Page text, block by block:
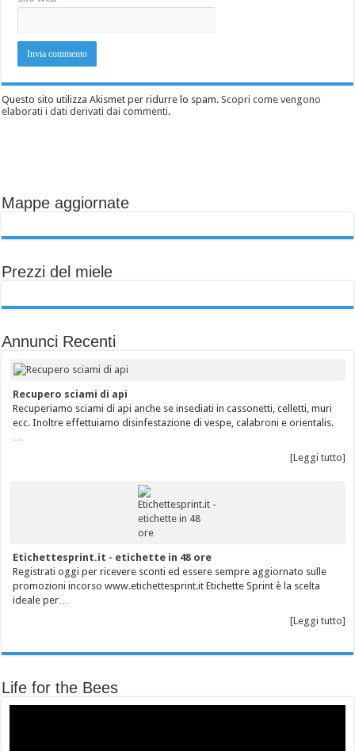
Questo sito utilizza Akismet per ridurre lo spam.Scopri come vengono
elaborati i dati derivati dai commenti.
Mappe aggiornate
Prezzi del miele
Annunci Recenti
Recupero sciami di api
Recuperiamo sciami di api anche se insediati in cassonetti, celletti, muri
ecc. Inoltre effettuiamo disinfestazione di vespe, calabroni e orientalis.
[Leggi tutto]
Etichettesprint.it - etichette in 48 ore
Registrati oggi per ricevere sconti ed essere sempre aggiornato sulle
promozioni incorso www.etichettesprint.it Etichette Sprint è la scelta
ideale per…
[Leggi tutto]
Life for the Bees